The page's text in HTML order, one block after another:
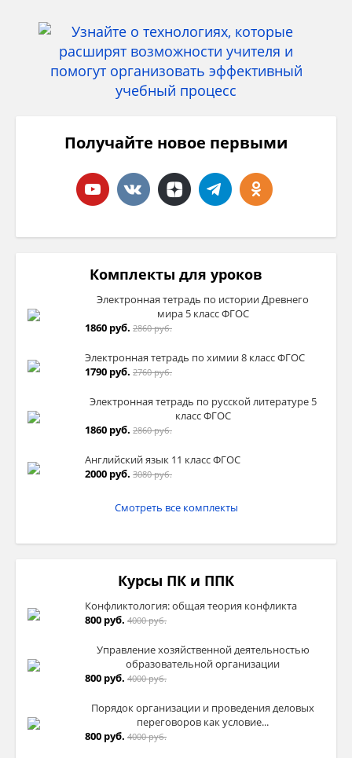
Получайте новое первыми
Комплекты для уроков
Электронная тетрадь по истории Древнего
мира 5 класс ФГОС
1860 руб. 2860 руб.
Электронная тетрадь по химии 8 класс ФГОС
1790 руб. 2760 руб.
Электронная тетрадь по русской литературе 5
класс ФГОС
1860 руб. 2860 руб.
Английский язык 11 класс ФГОС
2000 руб. 3080 руб.
Смотреть все комплекты
Курсы ПК и ППК
Конфликтология: общая теория конфликта
800 руб. 4000 руб.
Управление хозяйственной деятельностью
образовательной организации
800 руб. 4000 руб.
Порядок организации и проведения деловых
переговоров как условие...
800 руб. 4000 руб.